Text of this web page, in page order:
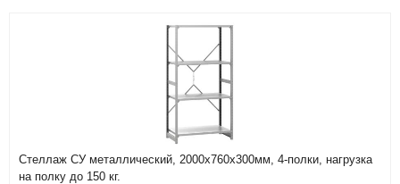
Стеллаж СУ металлический, 2000х760х300мм, 4-полки, нагрузка
на полку до 150 кг.